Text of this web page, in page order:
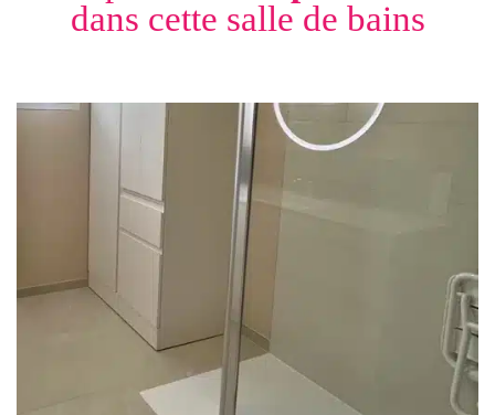
dans cette salle de bains